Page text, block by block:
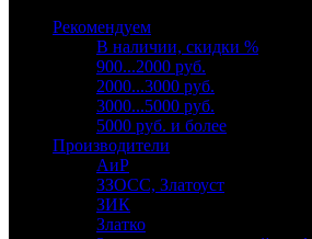
Рекомендуем
В наличии, скидки %
900...2000 руб.
2000...3000 руб.
3000...5000 руб.
5000 руб. и более
Производители
АиР
ЗЗОСС, Златоуст
ЗИК
Златко